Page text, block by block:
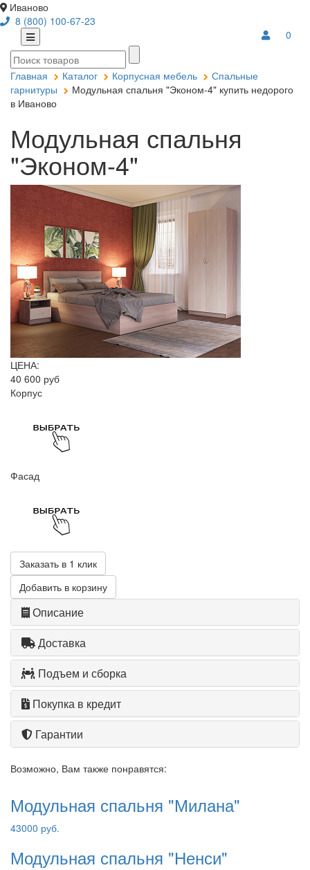
Иваново
8 (800) 100-67-23
0
Главная Каталог Корпусная мебель
Спальные
гарнитуры
Модульная спальня "Эконом-4" купить недорого
в Иваново
Модульная спальня
"Эконом-4"
ЦЕНА:
40 600 руб
Корпус
Фасад
Заказать в 1 клик
Добавить в корзину
Описание
Доставка
Подъем и сборка
Покупка в кредит
Гарантии
Возможно, Вам также понравятся:
Модульная спальня "Милана"
43000 руб.
Модульная спальня "Ненси"